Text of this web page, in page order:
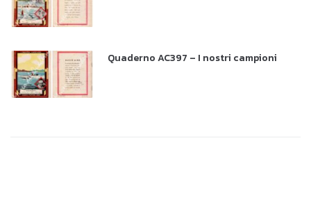
Quaderno AC397 – I nostri campioni